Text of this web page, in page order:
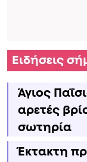
Ειδήσεις
Άγιος
αρετές
σωτηρία
Έκτακτη